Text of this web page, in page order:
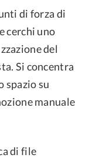
di forza di
cerchi uno
del
Si concentra
spazio su
manuale
di file